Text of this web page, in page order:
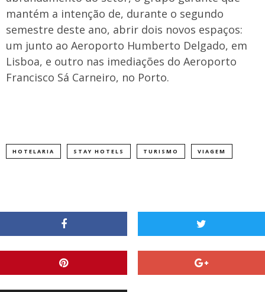
mantém a intenção de, durante o segundo
semestre deste ano, abrir dois novos espaços:
um junto ao Aeroporto Humberto Delgado, em
Lisboa, e outro nas imediações do Aeroporto
Francisco Sá Carneiro, no Porto.
HOTELARIA STAY HOTELS TURISMO VIAGEM